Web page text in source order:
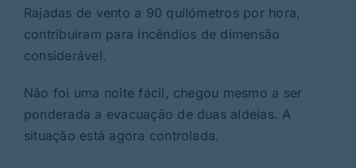
Rajadas de vento a 90 quilómetros por hora,
contribuíram para incêndios de dimensão
considerável.
Não foi uma noite fácil, chegou mesmo a ser
ponderada a evacuação de duas aldeias. A
situação está agora controlada.